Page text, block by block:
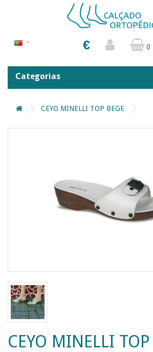
€ 0
Categorias
CEYO MINELLI TOP BEGE
CEYO MINELLI TOP